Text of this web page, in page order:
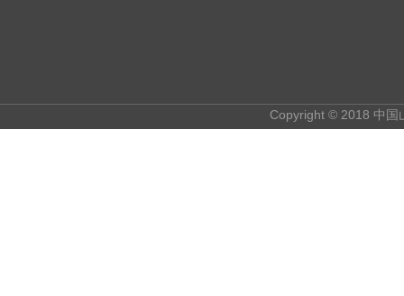
Copyright © 2018 中国